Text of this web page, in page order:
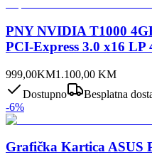
PNY NVIDIA T1000
PCI-Express 3.0 x16
999,00KM1.100,00 KM
Dostupno
Besplatna
-6%
Grafička Kartica ASUS